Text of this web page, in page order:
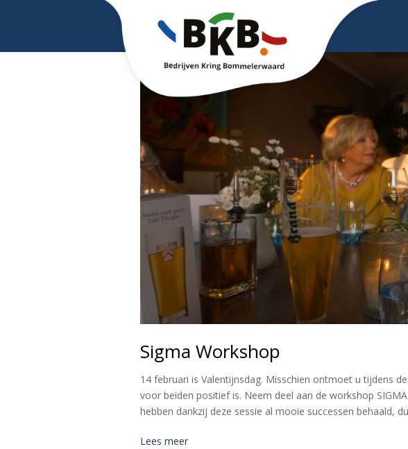
Sigma Workshop
14 februari is Valentijnsdag. Misschien ontmoet u tijdens
voor beiden positief is. Neem deel aan de workshop
hebben dankzij deze sessie al mooie successen behaald,
Lees meer